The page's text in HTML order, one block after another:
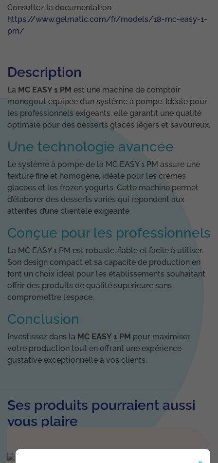
Consultez la documentation :
https://www.gelmatic.com/fr/models/18-mc-easy-1-
pm/
Description
La MC EASY 1 PM est une machine de comptoir
monogout équipée d’un système à pompe. Idéale pour
les professionnels exigeants, elle garantit une qualité
optimale pour des desserts glacés légers et savoureux.
Une technologie avancée
Le système à pompe de la MC EASY 1 PM assure une
texture fine et homogène, idéale pour les crèmes
glacées et les frozen yogurts. Cette machine permet
d’élaborer des desserts variés qui répondent aux
attentes d’une clientèle exigeante.
Conçue pour les professionnels
La MC EASY 1 PM est robuste, fiable et facile à utiliser.
Son design compact et sa capacité de production en
font un choix idéal pour les établissements souhaitant
offrir des produits de qualité supérieure sans
compromettre l’espace.
Conclusion
Investissez dans la MC EASY 1 PM pour maximiser
votre production tout en offrant une expérience
gustative exceptionnelle à vos clients.
Ses produits pourraient aussi
vous plaire